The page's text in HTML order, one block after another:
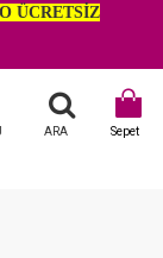
ÜCRETSİZ